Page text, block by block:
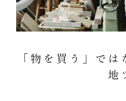
「物を買う」で
地